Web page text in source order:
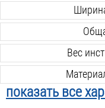
Вес
Черенок в
показать все